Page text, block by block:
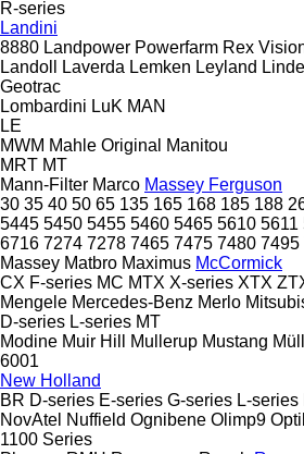
R-series
Landini
8880 Landpower Powerfarm Rex
Landoll
Laverda Lemken Leyland Linde
Geotrac
Lombardini LuK MAN
LE
MWM Mahle Original
Manitou
MRT MT
Mann-Filter Marco Massey Ferguson
30 35 40 50 65 135 165 168 185 188
5445 5450 5455 5460 5465 5610 5611
6716 7274 7278 7465 7475 7480 7495
Massey Matbro Maximus McCormick
CX F-series MC MTX X-series XTX
Mengele Mercedes-Benz Merlo
D-series L-series MT
Modine Muir Hill Mullerup Mustang
6001
New Holland
BR D-series E-series G-series L-series
NovAtel Nuffield Ognibene Olimp9
1100 Series